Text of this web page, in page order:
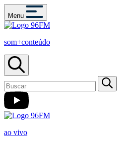
Menu
som+conteúdo
ao vivo